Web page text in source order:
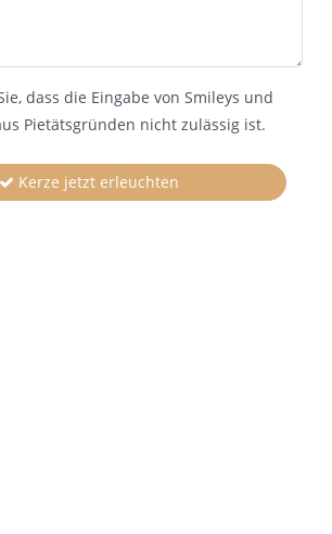
dass die Eingabe von Smileys und
Pietätsgründen nicht zulässig ist.
Kerze jetzt erleuchten